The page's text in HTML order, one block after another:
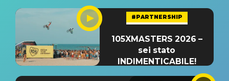
#PARTNERSHIP
105XMASTERS 2026 –
sei stato
INDIMENTICABILE!